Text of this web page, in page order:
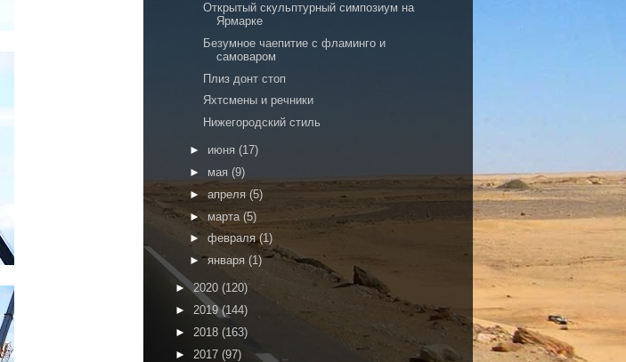
Открытый скульптурный симпозиум на
Ярмарке
Безумное чаепитие с фламинго и
самоваром
Плиз донт стоп
Яхтсмены и речники
Нижегородский стиль
► июня (17)
► мая (9)
► апреля (5)
►марта (5)
► февраля(1)
►января (1)
►2020 (120)
► 2019(144)
► 2018 (163)
► 2017 (97)